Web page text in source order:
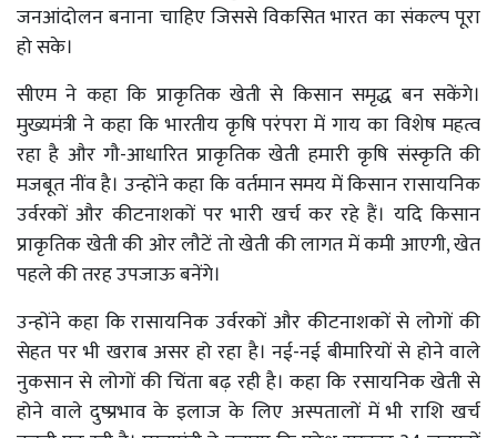
जनआंदोलन बनाना चाहिए जिससे विकसित भारत का संकल्प पूरा
हो सके।
सीएम ने कहा कि प्राकृतिक खेती से किसान समृद्ध बन सकेंगे।
मुख्यमंत्री ने कहा कि भारतीय कृषि परंपरा में गाय का विशेष महत्व
रहा है और गौ-आधारित प्राकृतिक खेती हमारी कृषि संस्कृति की
मजबूत नींव है। उन्होंने कहा कि वर्तमान समय में किसान रासायनिक
उर्वरकों और कीटनाशकों पर भारी खर्च कर रहे हैं। यदि किसान
प्राकृतिक खेती की ओर लौटें तो खेती की लागत में कमी आएगी, खेत
पहले की तरह उपजाऊ बनेंगे।
उन्होंने कहा कि रासायनिक उर्वरकों और कीटनाशकों से लोगों की
सेहत पर भी खराब असर हो रहा है। नई-नई बीमारियों से होने वाले
नुकसान से लोगों की चिंता बढ़ रही है। कहा कि रसायनिक खेती से
होने वाले दुष्प्रभाव के इलाज के लिए अस्पतालों में भी राशि खर्च